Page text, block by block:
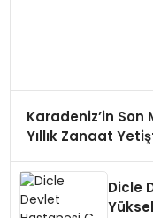
Karadeniz’in Son
Yıllık Zanaat
Dicle